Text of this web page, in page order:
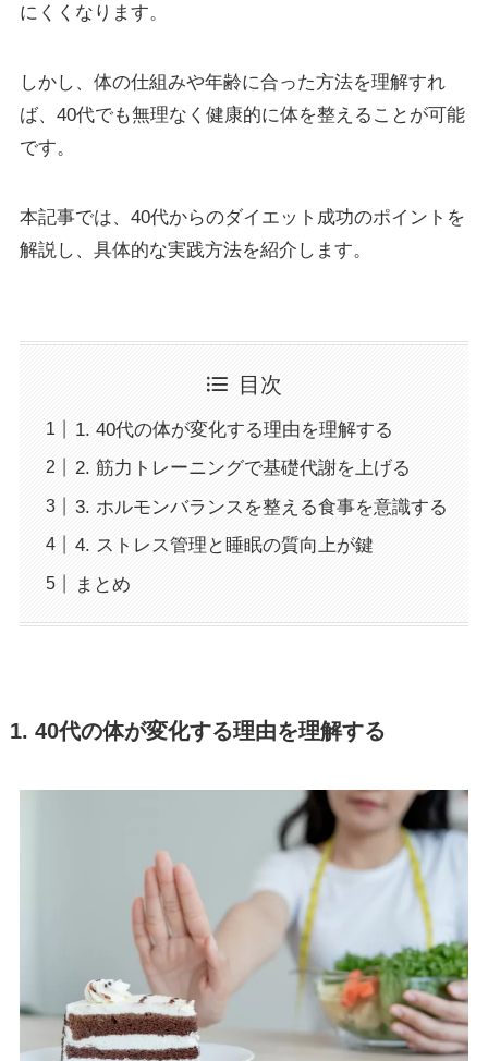
にくくなります。
しかし、体の仕組みや年齢に合った方法を理解すれ
ば、40代でも無理なく健康的に体を整えることが可能
です。
本記事では、40代からのダイエット成功のポイントを
解説し、具体的な実践方法を紹介します。
目次
1. 40代の体が変化する理由を理解する
2. 筋力トレーニングで基礎代謝を上げる
3. ホルモンバランスを整える食事を意識する
4. ストレス管理と睡眠の質向上が鍵
まとめ
1. 40代の体が変化する理由を理解する